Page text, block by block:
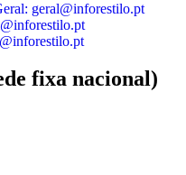
geral@inforestilo.pt
fixa nacional)